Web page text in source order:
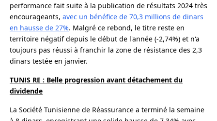
performance fait suite à la publication de résultats 2024 très
encourageants, avec un bénéfice de 70,3 millions de dinars
en hausse de 27%. Malgré ce rebond, le titre reste en
territoire négatif depuis le début de l'année (-2,74%) et n'a
toujours pas réussi à franchir la zone de résistance des 2,3
dinars testée en janvier.
TUNIS RE : Belle progression avant détachement du
dividende
La Société Tunisienne de Réassurance a terminé la semaine